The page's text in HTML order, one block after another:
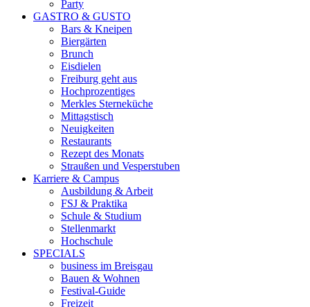
Party
GASTRO & GUSTO
Bars & Kneipen
Biergärten
Brunch
Eisdielen
Freiburg geht aus
Hochprozentiges
Merkles Sterneküche
Mittagstisch
Neuigkeiten
Restaurants
Rezept des Monats
Straußen und Vesperstuben
Karriere & Campus
Ausbildung & Arbeit
FSJ & Praktika
Schule & Studium
Stellenmarkt
Hochschule
SPECIALS
business im Breisgau
Bauen & Wohnen
Festival-Guide
Freizeit